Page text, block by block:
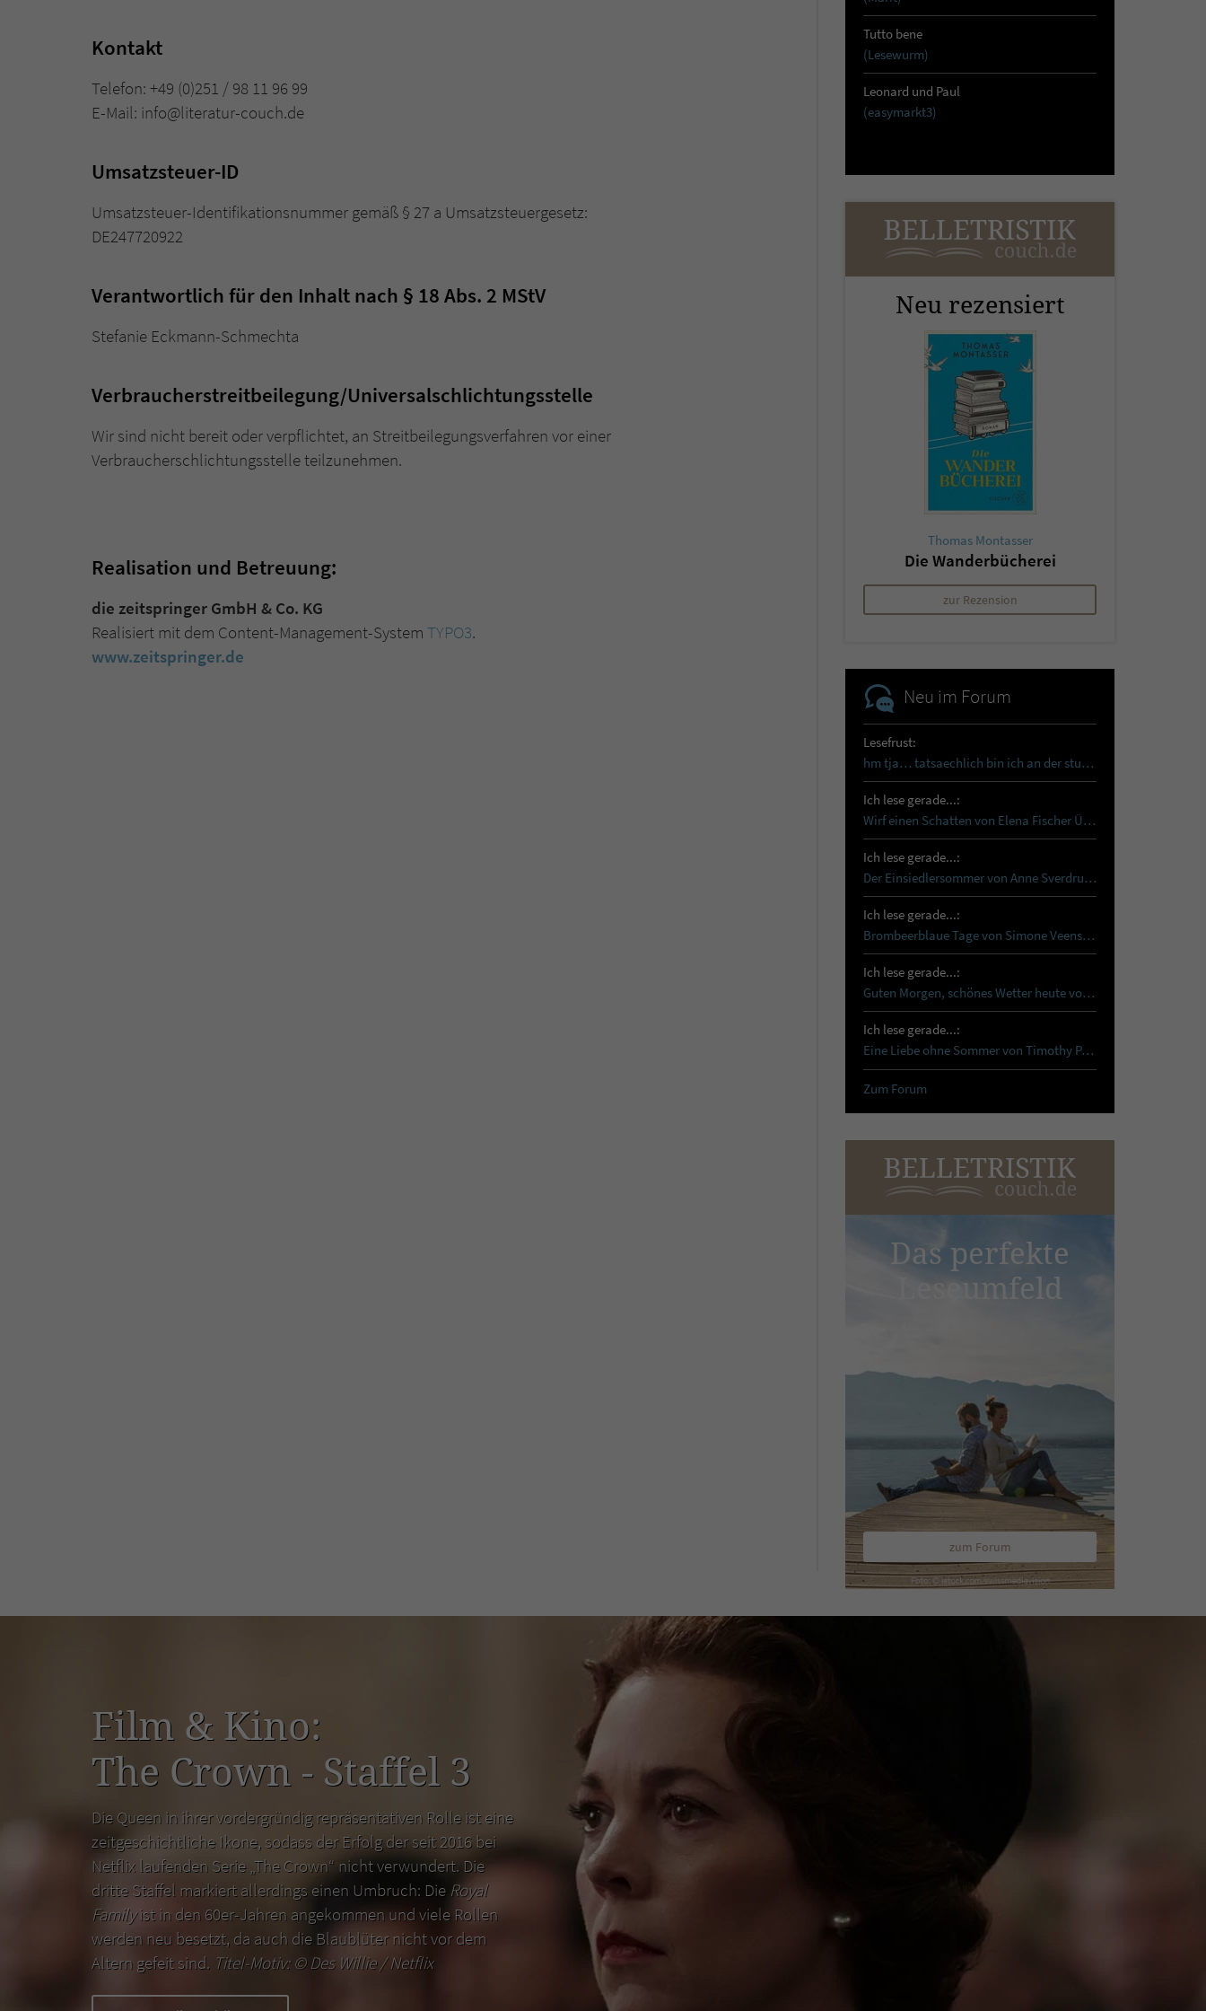
Kontakt
Telefon: +49 (0)251 / 98 11 96 99
E-Mail: info@literatur-couch.de
Umsatzsteuer-ID
Umsatzsteuer-Identifikationsnummer gemäß § 27 a Umsatzsteuergesetz:
DE247720922
Verantwortlich für den Inhalt nach § 18 Abs. 2 MStV
Stefanie Eckmann-Schmechta
Verbraucher­streit­beilegung/Universal­schlichtungs­stelle
Wir sind nicht bereit oder verpflichtet, an Streitbeilegungsverfahren vor einer
Verbraucherschlichtungsstelle teilzunehmen.
Realisation und Betreuung:
die zeitspringer GmbH & Co. KG
Realisiert mit dem Content-Management-System TYPO3.
www.zeitspringer.de
Tutto bene
(Lesewurm)
Leonard und Paul
(easymarkt3)
Neu rezensiert
Thomas Montasser
Die Wanderbücherei
zur Rezension
Neu im Forum
Lesefrust:
hm tja… tatsaechlich bin ich an der sturmhoehe…
Ich lese gerade...:
Wirf einen Schatten von Elena Fischer Über…
Ich lese gerade...:
Der Einsiedlersommer von Anne Sverdrup-Thygeson …
Ich lese gerade...:
Brombeerblaue Tage von Simone Veenstra Reset …
Ich lese gerade...:
Guten Morgen, schönes Wetter heute von Tanja…
Ich lese gerade...:
Eine Liebe ohne Sommer von Timothy Paul Schon…
Zum Forum
Das perfekte
Leseumfeld
zum Forum
Film & Kino:
The Crown - Staffel 3
Die Queen in ihrer vordergründig repräsentativen Rolle ist eine
zeitgeschichtliche Ikone, sodass der Erfolg der seit 2016 bei
Netflix laufenden Serie „The Crown“ nicht verwundert. Die
dritte Staffel markiert allerdings einen Umbruch: Die Royal
Familyist in den 60er-Jahren angekommen und viele Rollen
werden neu besetzt, da auch die Blaublüter nicht vor dem
Altern gefeit sind. Titel-Motiv: ©Des Willie / Netflix
fe_typo_user
Laufzeit Session
den Sicherheitscode des Kontaktformulars zu
überprüfen.